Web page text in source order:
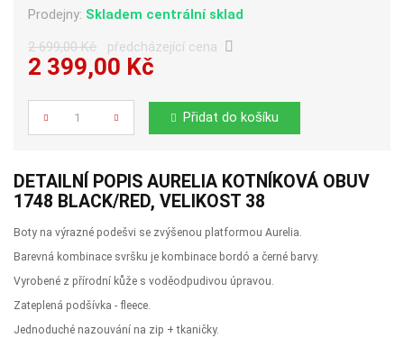
Prodejny: Skladem centrální sklad
2 699,00 Kč předcházející cena
2 399,00 Kč
Počet
Přidat do košíku
DETAILNÍ POPIS AURELIA KOTNÍKOVÁ OBUV
1748 BLACK/RED, VELIKOST 38
Boty na výrazné podešvi se zvýšenou platformou Aurelia.
Barevná kombinace svršku je kombinace bordó a černé barvy.
Vyrobené z přírodní kůže s voděodpudivou úpravou.
Zateplená podšívka - fleece.
Jednoduché nazouvání na zip + tkaničky.